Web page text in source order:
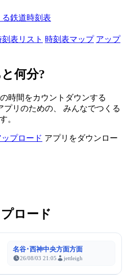
鉄道時刻表
刻表リスト 時刻表マップ アップ
何分?
時間をカウントダウンする
プリのための、 みんなでつくる
。
プロード アプリをダウンロー
ロード
名谷･西神中央方面方面
26/08/03 21:05 jettleigh